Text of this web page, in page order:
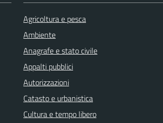
Agricoltura e pesca
Ambiente
Anagrafe e stato civile
Appalti pubblici
Autorizzazioni
Catasto e urbanistica
Cultura e tempo libero